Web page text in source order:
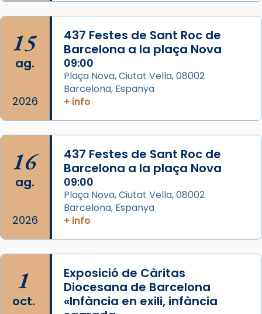
Santes a Mataró»🥵.
View on Facebook Share
Arquebisbat de Barcelona
2 weeks ago
Jaume, fill de Zebedeu, és juntament amb el
seu germà Joan i Pere un dels que
acompanyava més de prop Jesús.
Segons el llibre dels Fets (12,2) fou el primer
apòstol màrtir, decapitat a Jerusalem per
Herodes Agripa (vers l'any 44).
Patró de Galícia, després de les invasions
musulmanes fou venerat com a patró dels
Regnes castellans i més tard de tota
Espanya.
El seu sepulcre a Compostela fou un gran
centre de peregrinacions medievals de tot
el món cristià, després de Roma i terra
15
ag.
2026
437 Festes de Sant Roc de
Barcelona a la plaça Nova
09:00
Plaça Nova, Ciutat Vella, 08002
Barcelona, Espanya
+ info
16
ag.
2026
437 Festes de Sant Roc de
Barcelona a la plaça Nova
09:00
Plaça Nova, Ciutat Vella, 08002
Barcelona, Espanya
+ info
1
oct.
Exposició de Càritas
Diocesana de Barcelona
«Infància en exili, infància